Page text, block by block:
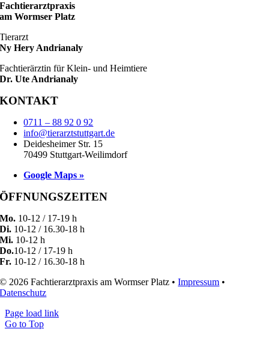
Fachtierarztpraxis
am Wormser Platz
Tierarzt
Ny Hery Andrianaly
Fachtierärztin für Klein- und Heimtiere
Dr. Ute Andrianaly
KONTAKT
0711 – 88 92 0 92
info@tierarztstuttgart.de
Deidesheimer Str. 15
70499 Stuttgart-Weilimdorf
Google Maps »
ÖFFNUNGSZEITEN
Mo. 10-12 / 17-19 h
Di. 10-12 / 16.30-18 h
Mi. 10-12 h
Do.10-12 / 17-19 h
Fr. 10-12 / 16.30-18 h
© 2026 Fachtierarztpraxis am Wormser Platz •Impressum •
Datenschutz
Page load link
Go to Top